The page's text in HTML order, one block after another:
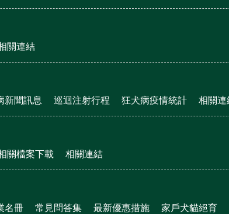
關連結
新聞訊息 巡迴注射行程 狂犬病疫情統計 相關連
關檔案下載 相關連結
名冊 常見問答集 最新優惠措施 家戶犬貓絕育